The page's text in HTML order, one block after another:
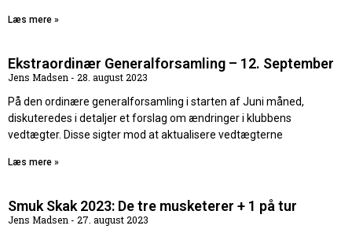
Læs mere »
Ekstraordinær Generalforsamling – 12. September
Jens Madsen
28. august 2023
På den ordinære generalforsamling i starten af Juni måned,
diskuteredes i detaljer et forslag om ændringer i klubbens
vedtægter. Disse sigter mod at aktualisere vedtægterne
Læs mere »
Smuk Skak 2023: De tre musketerer + 1 på tur
Jens Madsen
27. august 2023